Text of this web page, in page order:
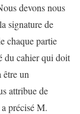
devons nous
signature de
chaque partie
du cahier qui doit
un
attribue de
précisé M.